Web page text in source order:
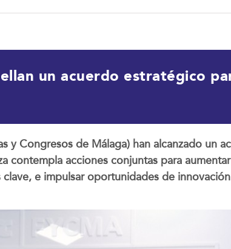
un acuerdo estratégico
y Congresos de Málaga) han alcanzado un
contempla acciones conjuntas para
e impulsar oportunidades de